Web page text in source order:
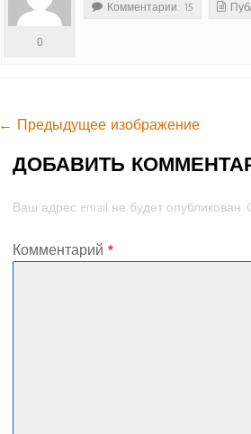
0
Комментарии: 15
← Предыдущее изображение
ДОБАВИТЬ
Ваш адрес email не будет опубликован.
Комментарий*